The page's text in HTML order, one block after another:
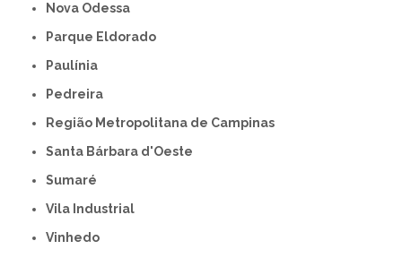
Nova Odessa
Parque Eldorado
Paulínia
Pedreira
Região Metropolitana de Campinas
Santa Bárbara d'Oeste
Sumaré
Vila Industrial
Vinhedo